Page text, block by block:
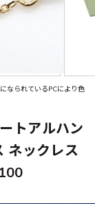
なられているPCにより色
トアルハン
ネックレス